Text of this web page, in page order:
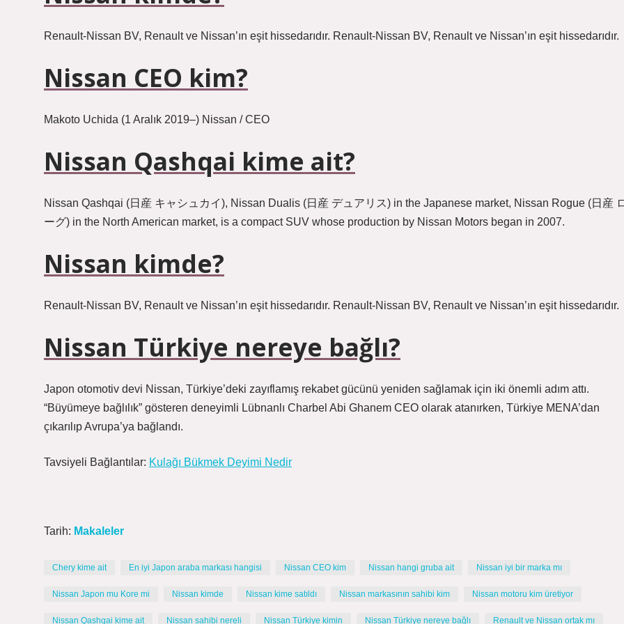
Renault-Nissan BV, Renault ve Nissan’ın eşit hissedarıdır. Renault-Nissan BV, Renault ve Nissan’ın eşit hissedarıdır.
Nissan CEO kim?
Makoto Uchida (1 Aralık 2019–) Nissan / CEO
Nissan Qashqai kime ait?
Nissan Qashqai (日産 キャシュカイ), Nissan Dualis (日産 デュアリス) in the Japanese market, Nissan Rogue (日産
ーグ) in the North American market, is a compact SUV whose production by Nissan Motors began in 2007.
Nissan kimde?
Renault-Nissan BV, Renault ve Nissan’ın eşit hissedarıdır. Renault-Nissan BV, Renault ve Nissan’ın eşit hissedarıdır.
Nissan Türkiye nereye bağlı?
Japon otomotiv devi Nissan, Türkiye’deki zayıflamış rekabet gücünü yeniden sağlamak için iki önemli adım attı.
“Büyümeye bağlılık” gösteren deneyimli Lübnanlı Charbel Abi Ghanem CEO olarak atanırken, Türkiye MENA’dan
çıkarılıp Avrupa’ya bağlandı.
Tavsiyeli Bağlantılar: Kulağı Bükmek Deyimi Nedir
Tarih: Makaleler
Chery kime ait En iyi Japon araba markası hangisi Nissan CEO kim Nissan hangi gruba ait Nissan iyi bir marka mı
Nissan Japon mu Kore mi Nissan kimde Nissan kime satıldı Nissan markasının sahibi kim Nissan motoru kim üretiyor
Nissan Qashqai kime ait Nissan sahibi nereli Nissan Türkiye kimin Nissan Türkiye nereye bağlı Renault ve Nissan ortak mı